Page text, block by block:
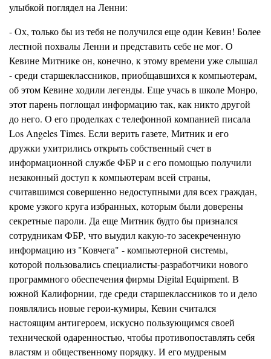
улыбкой поглядел на Ленни:
-Ох, только бы из тебя не получился еще один Кевин! Более
лестной похвалы Ленни и представить себе не мог. О
Кевине Митникеон, конечно, к этому времени уже слышал
- среди старшеклассников, приобщавшихся к компьютерам,
об этом Кевине ходили легенды. Еще учась в школе Монро,
этот парень поглощал информацию так, как никто другой
до него. О его проделках с телефонной компанией писала
Los Angeles Times. Если верить газете, Митник и его
дружки ухитрились открыть собственный счет в
информационной службе ФБР и с его помощью получили
незаконный доступ к компьютерам всей страны,
считавшимся совершенно недоступными для всех граждан,
кроме узкого круга избранных, которым были доверены
секретные пароли. Да еще Митник будто бы признался
сотрудникам ФБР, что выудил какую-то засекреченную
информацию из "Ковчега" - компьютерной системы,
которой пользовались специалисты-разработчики нового
программного обеспечения фирмы Digital Equipment. В
южной Калифорнии, где среди старшеклассников то и дело
появлялись новые герои-кумиры, Кевин считался
настоящим антигероем, искусно пользующимся своей
технической одаренностью, чтобыпротивопоставлять себя
властям и общественному порядку. И его мудреным